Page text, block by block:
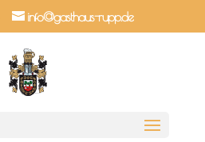
info@gasthaus-rupp.de